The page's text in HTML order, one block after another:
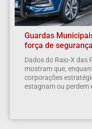
Guardas
força de
Dados do Raio-X das
mostram que,
corporações
estagnam ou perdem